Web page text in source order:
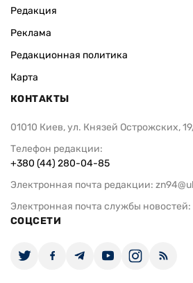
Редакция
Реклама
Редакционная политика
Карта
КОНТАКТЫ
01010 Киев, ул. Князей Острожских,
Телефон редакции:
+380 (44) 280-04-85
Электронная почта редакции:
Электронная почта службы новостей:
СОЦСЕТИ